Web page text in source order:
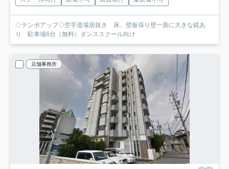
◇テンポアップ◇空手道場居抜き 床、壁板張り壁一面に大きな鏡あ
り 駐車場6台（無料）ダンススクール向け
店舗事務所